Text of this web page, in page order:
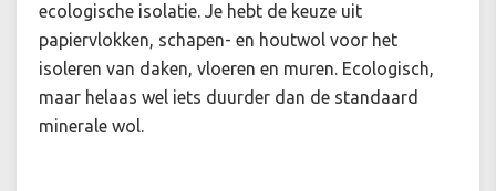
ecologische isolatie. Je hebt de keuze uit
papiervlokken, schapen- en houtwol voor het
isoleren van daken, vloeren en muren. Ecologisch,
maar helaas wel iets duurder dan de standaard
minerale wol.